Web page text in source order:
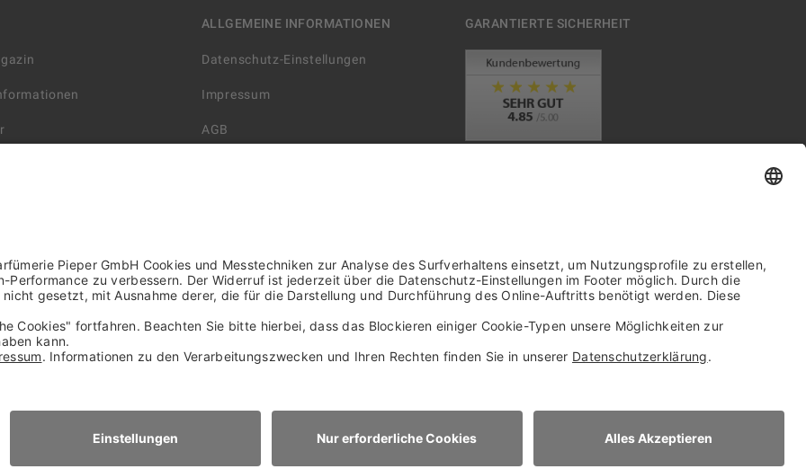
Händler/ YBPN
ALLGEMEINE INFORMATIONEN
Datenschutz-Einstellungen
Impressum
AGB
Informationen zur Barrierefreiheit
GARANTIERTE SICHERHEIT